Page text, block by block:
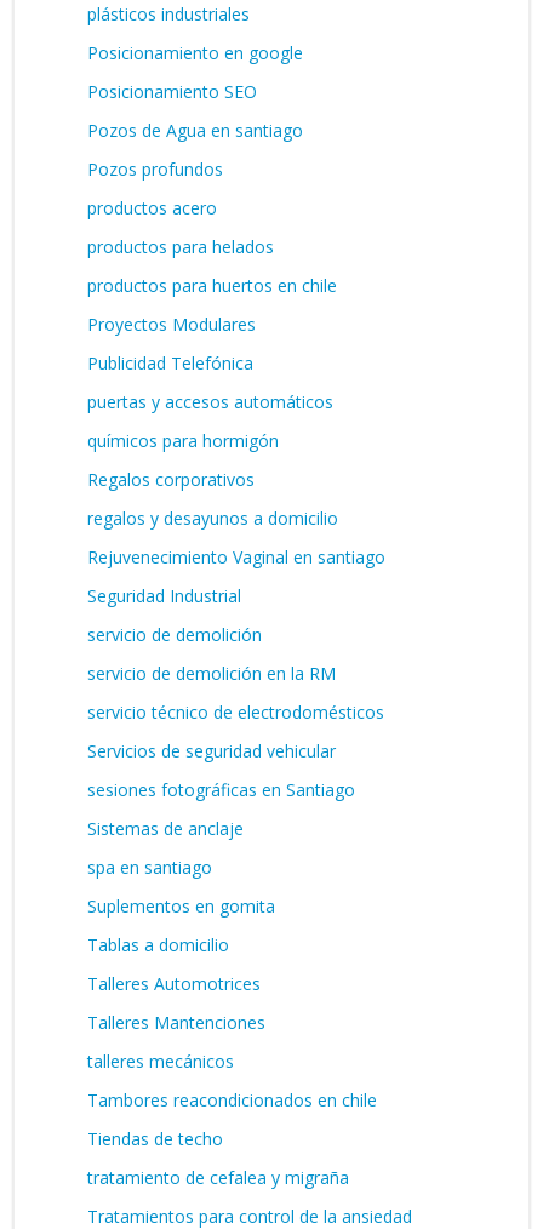
plásticos industriales
Posicionamiento en google
Posicionamiento SEO
Pozos de Agua en santiago
Pozos profundos
productos acero
productos para helados
productos para huertos en chile
Proyectos Modulares
Publicidad Telefónica
puertas y accesos automáticos
químicos para hormigón
Regalos corporativos
regalos y desayunos a domicilio
Rejuvenecimiento Vaginal en santiago
Seguridad Industrial
servicio de demolición
servicio de demolición en la RM
servicio técnico de electrodomésticos
Servicios de seguridad vehicular
sesiones fotográficas en Santiago
Sistemas de anclaje
spa en santiago
Suplementos en gomita
Tablas a domicilio
Talleres Automotrices
Talleres Mantenciones
talleres mecánicos
Tambores reacondicionados en chile
Tiendas de techo
tratamiento de cefalea y migraña
Tratamientos para control de la ansiedad